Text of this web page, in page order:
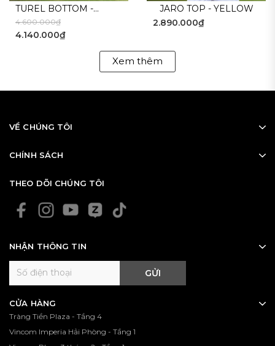
TUREL BOTTOM -
WHITE
4.600.000₫
4.140.000₫
JARO TOP - YELLOW
2.890.000₫
Xem thêm
VỀ CHÚNG TÔI
CHÍNH SÁCH
THEO DÕI CHÚNG TÔI
NHẬN THÔNG TIN
GỬI
CỬA HÀNG
Tràng Tiền Plaza - Tầng 4
Vincom Imperia Hải Phòng - Tầng 1